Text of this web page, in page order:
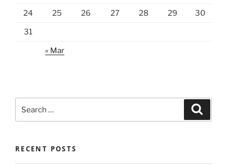
24 25 26 27 28 29 30
31
« Mar
for:
RECENT POSTS